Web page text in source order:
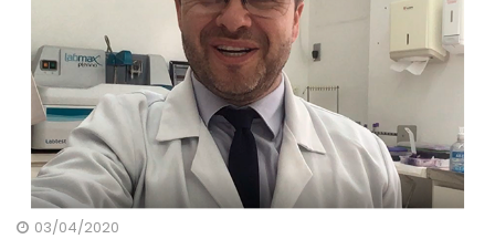
03/04/2020